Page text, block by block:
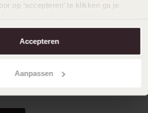
op ‘accepteren’ te klikken ga je
meer over in onscookiebeleid.
Accepteren
Aanpassen